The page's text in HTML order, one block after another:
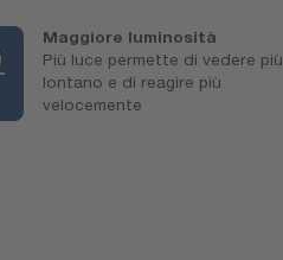
Maggiore luminosità
Più luce permette di vedere più
lontano e di reagire più
velocemente